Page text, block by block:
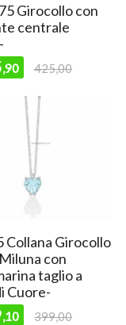
Girocollo con
centrale
,90 425,00
Collana Girocollo
con
taglio a
Cuore-
,10 399,00